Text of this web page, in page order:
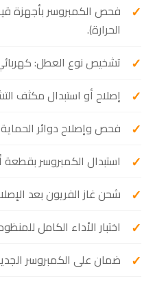
فحص الكمبروسر بأجهزة
الحرارة).
تشخيص نوع العطل:
إصلاح أو استبدال مكثف
فحص وإصلاح دوائر الحماية
استبدال الكمبروسر بقطعة
شحن غاز الفريون بعد
اختبار الأداء الكامل
ضمان على الكمبروسر